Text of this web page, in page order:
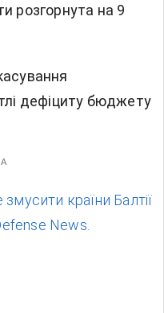
розгорнута на 9
дефіциту бюджету
країни Балтії
News.